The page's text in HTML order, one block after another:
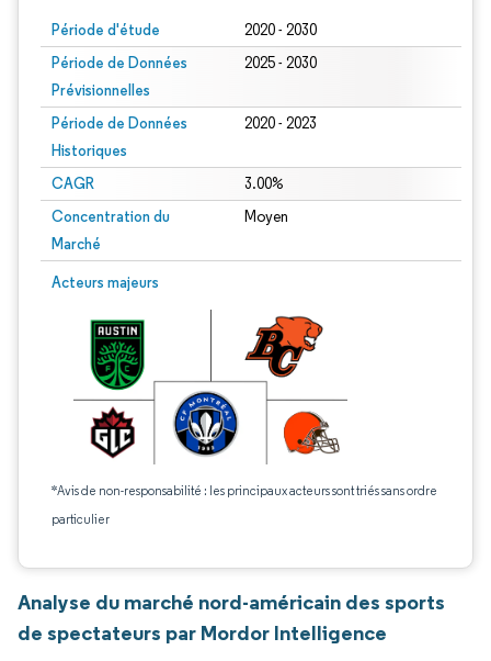
Période d'étude 2020 - 2030
Période de Données
Prévisionnelles
2025 - 2030
Période de Données
Historiques
2020 - 2023
CAGR 3.00%
Concentration du
Marché
Moyen
Acteurs majeurs
*Avis de non-responsabilité : les principaux acteurs sont triés sans ordre
particulier
Analyse du marché nord-américain des sports
de spectateurs par Mordor Intelligence